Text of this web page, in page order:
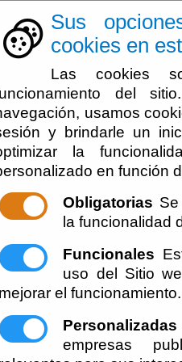
Sus
cookies en
Las cookies
del
usamos
y brindarle un
la
en función
Obligatorias
la funcionalidad
Funcionales
uso del Sitio
mejorar el funcionamiento.
Personalizadas
empresas
El
08-2026 11:41:58
09-
la
a la actividad
consultarla,
telemática,